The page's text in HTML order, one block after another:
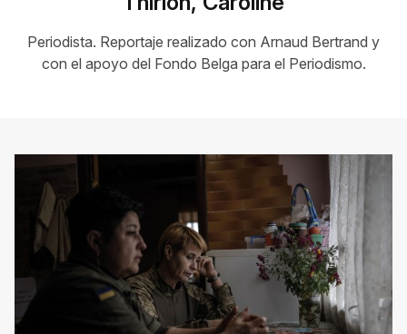
Periodista. Reportaje realizado con Arnaud Bertrand y
con el apoyo del Fondo Belga para el Periodismo.